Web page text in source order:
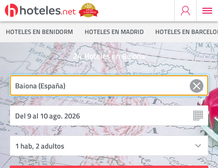
HOTELES EN BENIDORM HOTELES EN MADRID HOTELES EN
Hoteles en Baiona
24